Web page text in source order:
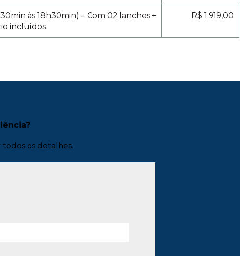
às 18h30min) – Com 02 lanches +
incluídos
R$ 1.919,00
os detalhes.